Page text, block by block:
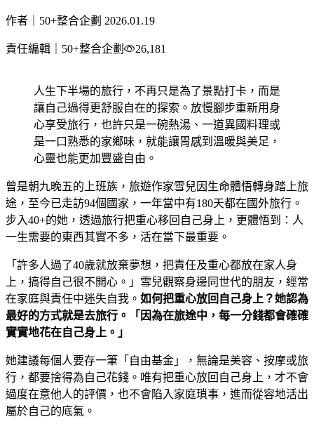
作者｜50+整合企劃 2026.01.19
責任編輯｜50+整合企劃 26,181
人生下半場的旅行，不再只是為了景點打卡，而是
讓自己過得更舒服自在的探索。放慢腳步重新用身
心享受旅行，也許只是一碗熱湯、一道異國料理或
是一口熟悉的家鄉味，就能讓胃感到溫暖與美足，
心靈也能更加豐盛自由。
曾是朝九晚五的上班族，旅遊作家雪兒因生命體悟轉身踏上旅
途，至今已走訪94個國家，一年當中有180天都在國外旅行。
步入40+的她，透過旅行把重心移回自己身上，更體悟到：人
一生需要的東西其實不多，活在當下最重要。
「許多人過了40歲就放棄夢想，把責任及重心都放在家人身
上，搞得自己很不開心。」雪兒觀察身邊同世代的朋友，經常
在家庭與責任中迷失自我。 如何把重心放回自己身上？她認為
最好的方式就是去旅行。「因為在旅途中，每一分錢都會確確
實實地花在自己身上。」
她建議每個人要存一筆「自由基金」，無論是美容、按摩或旅
行，都要捨得為自己花錢。唯有把重心放回自己身上，才不會
過度在意他人的評價，也不會陷入家庭瑣事，進而從容地活出
屬於自己的底氣。